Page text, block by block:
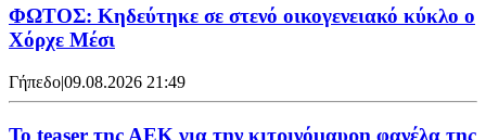
ΦΩΤΟΣ: Κηδεύτηκε σε στενό οικογενειακό κύκλο ο
Χόρχε Μέσι
Γήπεδο|09.08.2026 21:49
Το teaser της ΑΕΚ για την κιτρινόμαυρη φανέλα της